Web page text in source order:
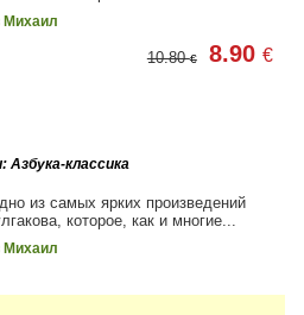
Михаил
10.80€ 8.90€
Азбука-классика
из самых ярких произведений
которое, как и многие...
Михаил